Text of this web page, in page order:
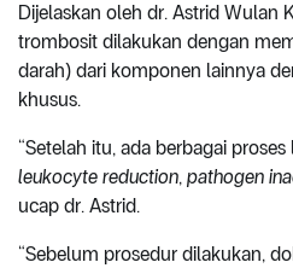
Dijelaskan oleh dr. Astrid Wulan
trombosit dilakukan dengan
darah) dari komponen lainnya
khusus.
“Setelah itu, ada berbagai
leukocyte reduction, pathogen
ucap dr. Astrid.
“Sebelum prosedur dilakukan,